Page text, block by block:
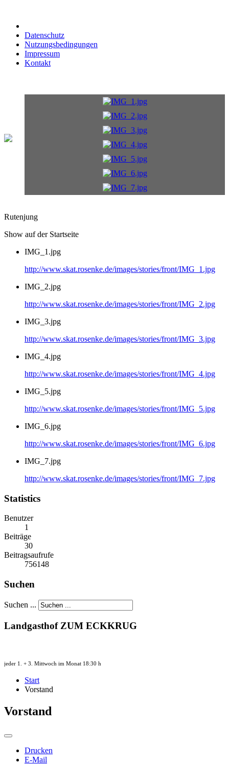
Datenschutz
Nutzungsbedingungen
Impressum
Kontakt
Rutenjung
Show auf der Startseite
IMG_1.jpg
http://www.skat.rosenke.de/images/stories/front/IMG_1.jpg
IMG_2.jpg
http://www.skat.rosenke.de/images/stories/front/IMG_2.jpg
IMG_3.jpg
http://www.skat.rosenke.de/images/stories/front/IMG_3.jpg
IMG_4.jpg
http://www.skat.rosenke.de/images/stories/front/IMG_4.jpg
IMG_5.jpg
http://www.skat.rosenke.de/images/stories/front/IMG_5.jpg
IMG_6.jpg
http://www.skat.rosenke.de/images/stories/front/IMG_6.jpg
IMG_7.jpg
http://www.skat.rosenke.de/images/stories/front/IMG_7.jpg
Statistics
Benutzer
1
Beiträge
30
Beitragsaufrufe
756148
Suchen
Suchen ...
Landgasthof ZUM ECKKRUG
jeder 1. + 3. Mittwoch im Monat 18:30 h
Start
Vorstand
Vorstand
Drucken
E-Mail